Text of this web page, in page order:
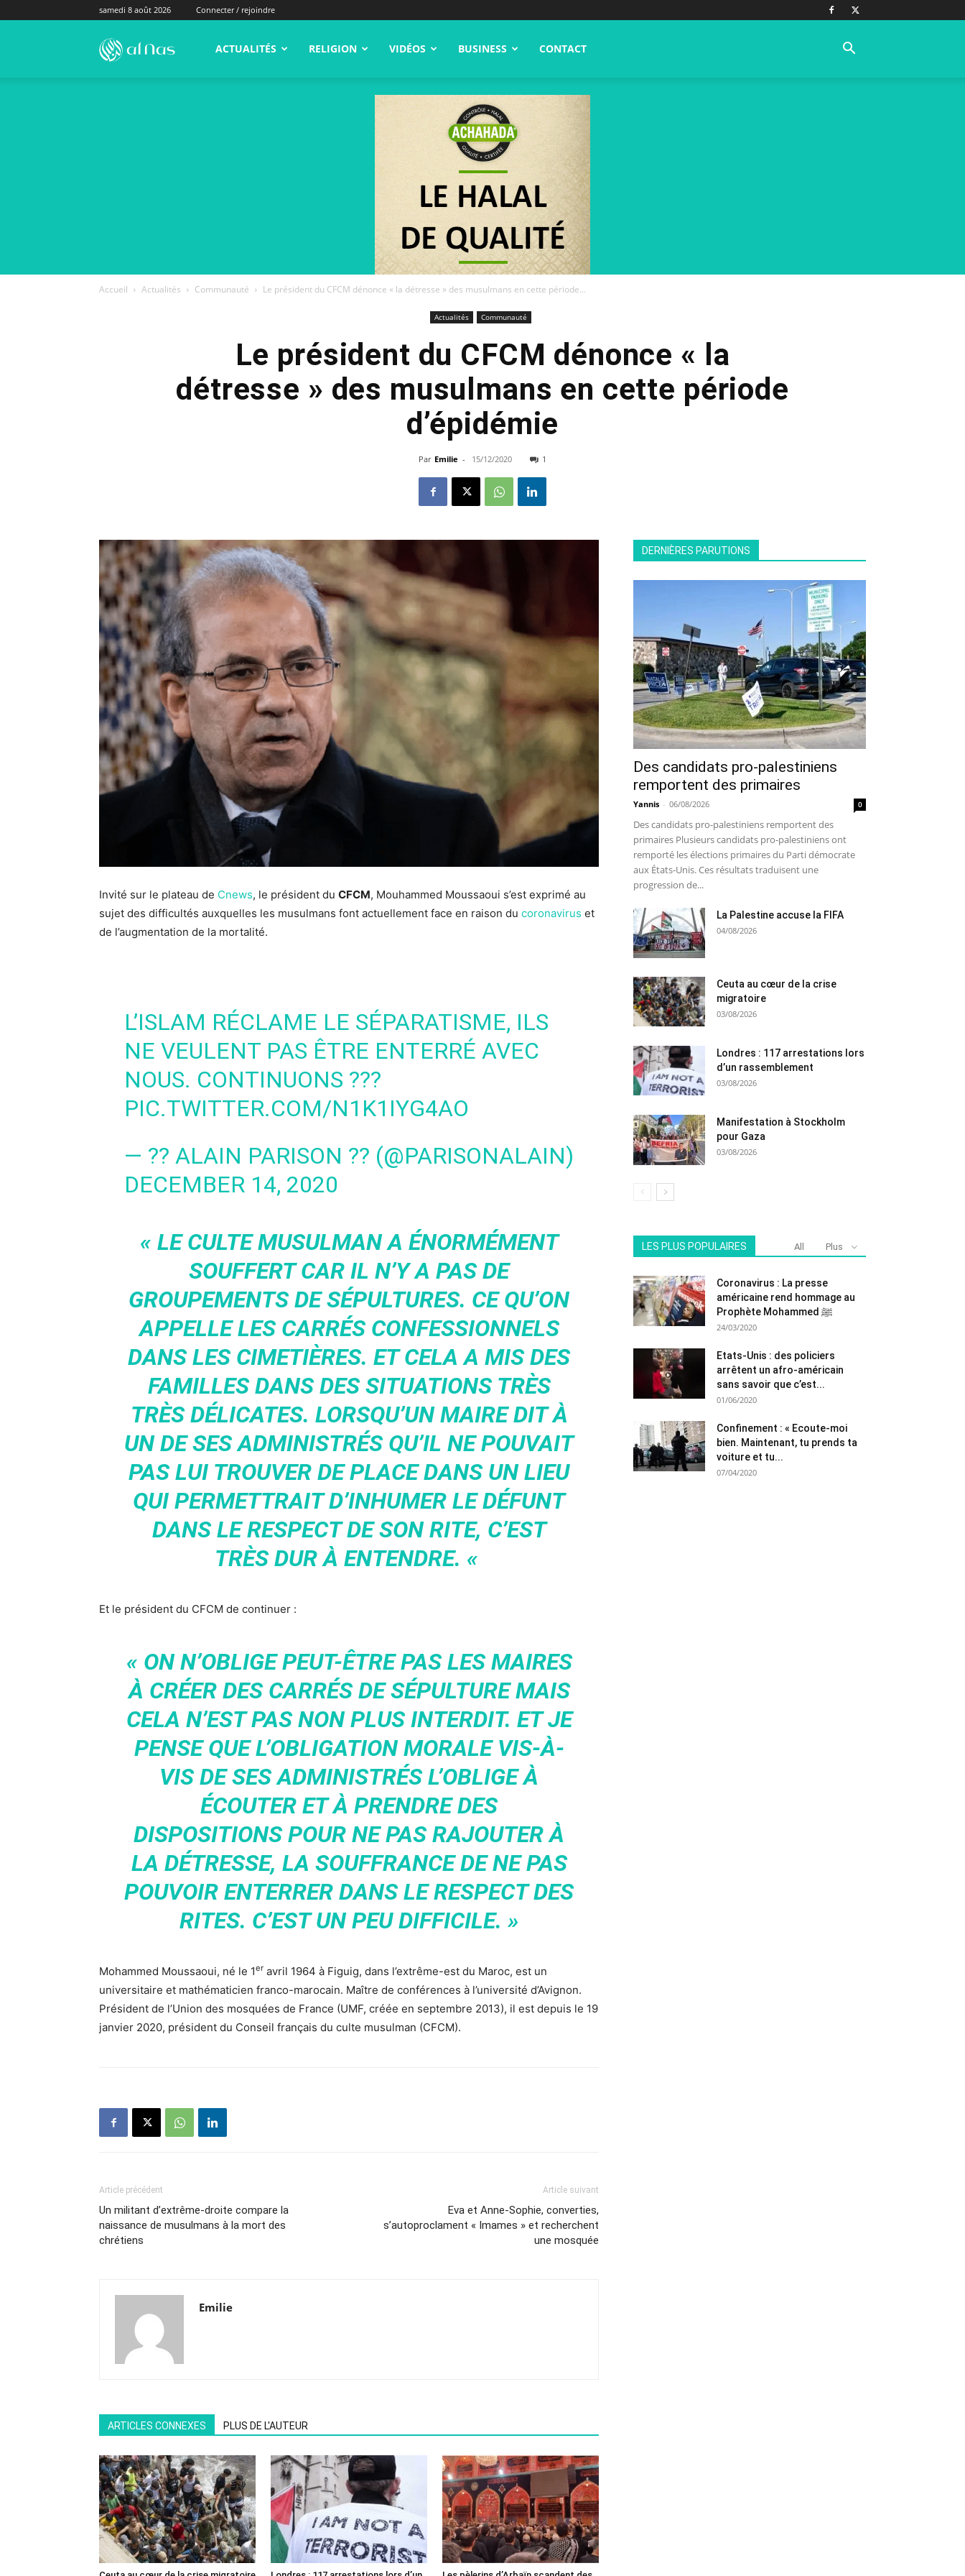
samedi 8 août 2026 Connecter / rejoindre
alNas.fr ACTUALITÉS RELIGION VIDÉOS BUSINESS CONTACT
Accueil Actualités Communauté Le président du CFCM dénonce « la détresse » des musulmans en cette période...
Actualités Communauté
Le président du CFCM dénonce « la
détresse » des musulmans en cette période
d’épidémie
Par Emilie - 15/12/2020 1
Invité sur le plateau de Cnews, le président du CFCM, Mouhammed Moussaoui s’est exprimé au
sujet des difficultés auxquelles les musulmans font actuellement face en raison du coronavirus et
de l’augmentation de la mortalité.
L’ISLAM RÉCLAME LE SÉPARATISME, ILS
NE VEULENT PAS ÊTRE ENTERRÉ AVEC
NOUS. CONTINUONS ???
PIC.TWITTER.COM/N1K1IYG4AO
— ?? ALAIN PARISON ?? (@PARISONALAIN)
DECEMBER 14, 2020
« LE CULTE MUSULMAN A ÉNORMÉMENT
SOUFFERT CAR IL N’Y A PAS DE
GROUPEMENTS DE SÉPULTURES. CE QU’ON
APPELLE LES CARRÉS CONFESSIONNELS
DANS LES CIMETIÈRES. ET CELA A MIS DES
FAMILLES DANS DES SITUATIONS TRÈS
TRÈS DÉLICATES. LORSQU’UN MAIRE DIT À
UN DE SES ADMINISTRÉS QU’IL NE POUVAIT
PAS LUI TROUVER DE PLACE DANS UN LIEU
QUI PERMETTRAIT D’INHUMER LE DÉFUNT
DANS LE RESPECT DE SON RITE, C’EST
TRÈS DUR À ENTENDRE. «
Et le président du CFCM de continuer :
« ON N’OBLIGE PEUT-ÊTRE PAS LES MAIRES
À CRÉER DES CARRÉS DE SÉPULTURE MAIS
CELA N’EST PAS NON PLUS INTERDIT. ET JE
PENSE QUE L’OBLIGATION MORALE VIS-À-
VIS DE SES ADMINISTRÉS L’OBLIGE À
ÉCOUTER ET À PRENDRE DES
DISPOSITIONS POUR NE PAS RAJOUTER À
LA DÉTRESSE, LA SOUFFRANCE DE NE PAS
POUVOIR ENTERRER DANS LE RESPECT DES
RITES. C’EST UN PEU DIFFICILE. »
Mohammed Moussaoui, né le 1er avril 1964 à Figuig, dans l’extrême-est du Maroc, est un
universitaire et mathématicien franco-marocain. Maître de conférences à l’université d’Avignon.
Président de l’Union des mosquées de France (UMF, créée en septembre 2013), il est depuis le 19
janvier 2020, président du Conseil français du culte musulman (CFCM).
Article précédent
Un militant d’extrême-droite compare la
naissance de musulmans à la mort des
chrétiens
Article suivant
Eva et Anne-Sophie, converties,
s’autoproclament « Imames » et recherchent
une mosquée
Emilie
ARTICLES CONNEXES PLUS DE L'AUTEUR
DERNIÈRES PARUTIONS
Des candidats pro-palestiniens
remportent des primaires
Yannis - 06/08/2026 0
Des candidats pro-palestiniens remportent des
primaires Plusieurs candidats pro-palestiniens ont
remporté les élections primaires du Parti démocrate
aux États-Unis. Ces résultats traduisent une
progression de...
La Palestine accuse la FIFA
04/08/2026
Ceuta au cœur de la crise
migratoire
03/08/2026
Londres : 117 arrestations lors
d’un rassemblement
03/08/2026
Manifestation à Stockholm
pour Gaza
03/08/2026
LES PLUS POPULAIRES All Plus
Coronavirus : La presse
américaine rend hommage au
Prophète Mohammed ﷺ
24/03/2020
Etats-Unis : des policiers
arrêtent un afro-américain
sans savoir que c’est...
01/06/2020
Confinement : « Ecoute-moi
bien. Maintenant, tu prends ta
voiture et tu...
07/04/2020